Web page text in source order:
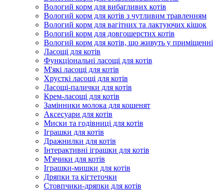
Вологий корм для вибагливих котів
Вологий корм для котів з чутливим травленням
Вологий корм для вагітних та лактуючих кішок
Вологий корм для довгошерстих котів
Вологий корм для котів, що живуть у приміщенні
Ласощі для котів
Функціональні ласощі для котів
М'які ласощі для котів
Хрусткі ласощі для котів
Ласощі-палички для котів
Крем-ласощі для котів
Замінники молока для кошенят
Аксесуари для котів
Миски та годівниці для котів
Іграшки для котів
Дражнилки для котів
Інтерактивні іграшки для котів
М'ячики для котів
Іграшки-мишки для котів
Дряпки та кігтеточки
Стовпчики-дряпки для котів